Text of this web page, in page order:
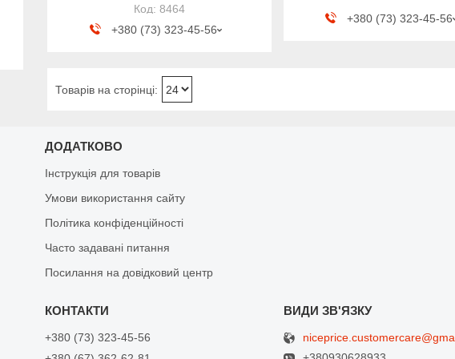
8464
+380 (73) 323-45-56
+380 (73) 323-45-56
ДОДАТКОВО
Інструкція для товарів
Умови використання сайту
Політика конфіденційності
Часто задавані питання
Посилання на довідковий центр
+380 (73) 323-45-56